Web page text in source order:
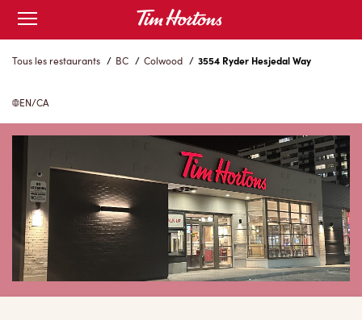
Skip
Content
Open
mobile
menu
Tous les restaurants / BC / Colwood / 3554 Ryder Hesjedal Way
EN/CA